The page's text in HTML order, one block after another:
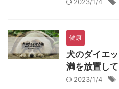
健康
犬のダイエ
満を放置し
2023/1/4